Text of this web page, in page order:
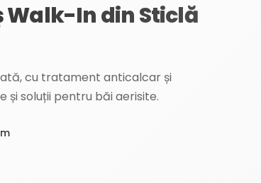
Walk-In din Sticlă
cu tratament anticalcar și
și soluții pentru băi aerisite.